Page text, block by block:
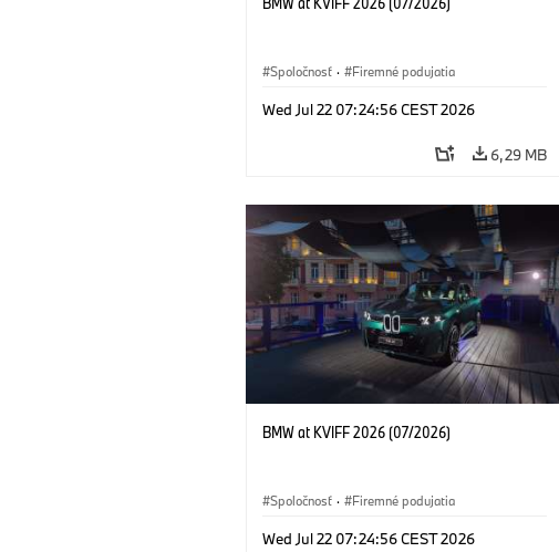
Spoločnosť · Firemné podujatia
Wed Jul 22 07:24:56 CEST 2026
6,29 MB
BMW at KVIFF 2026 (07/2026)
Spoločnosť · Firemné podujatia
Wed Jul 22 07:24:56 CEST 2026